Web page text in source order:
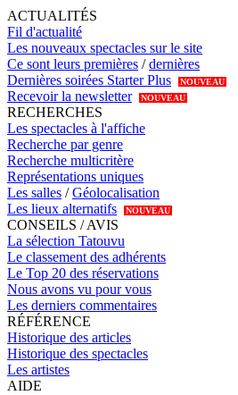
ACTUALITÉS
Fil d'actualité
Les nouveaux spectacles sur le site
Ce sont leurs premières /dernières
Dernières soirées Starter Plus
NOUVEAU
Recevoir la newsletter NOUVEAU
RECHERCHES
Les spectacles à l'affiche
Recherche par genre
Recherche multicritère
Représentations uniques
Les salles /Géolocalisation
Les lieux alternatifs
NOUVEAU
CONSEILS / AVIS
La sélection Tatouvu
Le classement des adhérents
Le Top 20 des réservations
Nous avons vu pour vous
Les derniers commentaires
RÉFÉRENCE
Historique des articles
Historique des spectacles
Les artistes
AIDE